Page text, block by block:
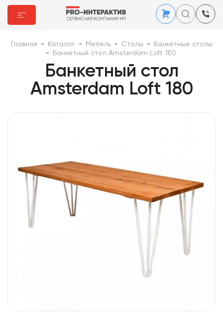
Главная - Каталог - Мебель - Столы -
Банкетные столы
-
Банкетный стол Amsterdam Loft 180
Банкетный стол
Amsterdam Loft 180